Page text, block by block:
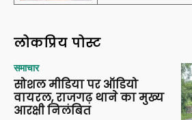
लोकप्रिय पोस्ट
समाचार
सोशल मीडिया पर ऑडियो
वायरल, राजगढ़ थाने का मुख्य
आरक्षी निलंबित